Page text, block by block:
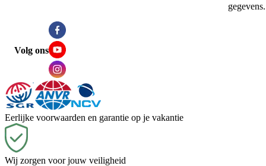
gegevens.
Volg ons
Eerlijke voorwaarden en garantie op je vakantie
Wij zorgen voor jouw veiligheid